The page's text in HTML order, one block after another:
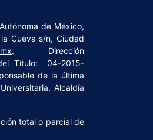
de México,
Cueva s/n, Ciudad
. Dirección
Título: 04-2015-
de la última
Alcaldía
total o parcial de